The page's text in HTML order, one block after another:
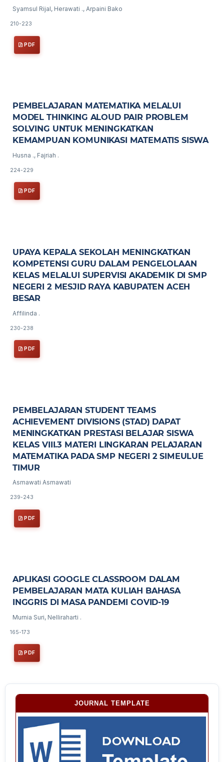
Syamsul Rijal, Herawati ., Arpaini Bako
210-223
PDF
PEMBELAJARAN MATEMATIKA MELALUI
MODEL THINKING ALOUD PAIR PROBLEM
SOLVING UNTUK MENINGKATKAN
KEMAMPUAN KOMUNIKASI MATEMATIS SISWA
Husna ., Fajriah .
224-229
PDF
UPAYA KEPALA SEKOLAH MENINGKATKAN
KOMPETENSI GURU DALAM PENGELOLAAN
KELAS MELALUI SUPERVISI AKADEMIK DI SMP
NEGERI 2 MESJID RAYA KABUPATEN ACEH
BESAR
Affilinda .
230-238
PDF
PEMBELAJARAN STUDENT TEAMS
ACHIEVEMENT DIVISIONS (STAD) DAPAT
MENINGKATKAN PRESTASI BELAJAR SISWA
KELAS VIII.3 MATERI LINGKARAN PELAJARAN
MATEMATIKA PADA SMP NEGERI 2 SIMEULUE
TIMUR
Asmawati Asmawati
239-243
PDF
APLIKASI GOOGLE CLASSROOM DALAM
PEMBELAJARAN MATA KULIAH BAHASA
INGGRIS DI MASA PANDEMI COVID-19
Murnia Suri, Nelliraharti .
165-173
PDF
JOURNAL TEMPLATE